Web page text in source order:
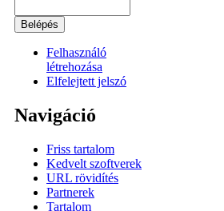
Felhasználó
létrehozása
Elfelejtett jelszó
Navigáció
Friss tartalom
Kedvelt szoftverek
URL rövidítés
Partnerek
Tartalom